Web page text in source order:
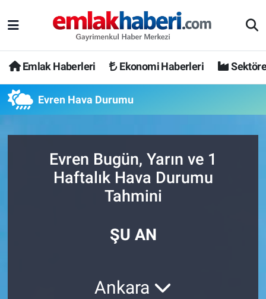
Emlak Haberleri Ekonomi Haberleri
Evren Hava Durumu
Evren Bugün, Yarın ve 1
Haftalık Hava Durumu
Tahmini
ŞU AN
Ankara